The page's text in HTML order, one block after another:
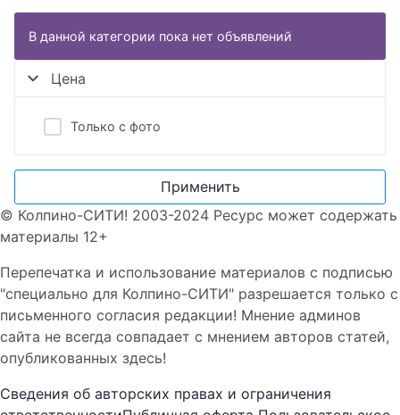
В данной категории пока нет объявлений
Цена
Только с фото
Применить
© Колпино-СИТИ! 2003-2024 Ресурс может содержать
материалы 12+
Перепечатка и использование материалов с подписью
"специально для Колпино-СИТИ" разрешается только с
письменного согласия редакции! Мнение админов
сайта не всегда совпадает с мнением авторов статей,
опубликованных здесь!
Сведения об авторских правах и ограничения